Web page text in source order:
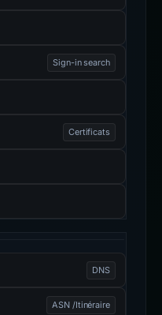
Sign-in search
Certificats
DNS
ASN /Itinéraire